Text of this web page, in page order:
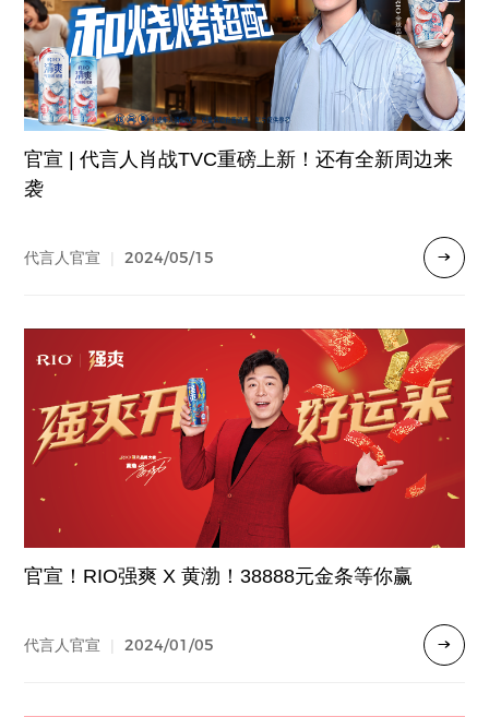
官宣 | 代言人肖战TVC重磅上新！还有全新周边来
袭
代言人官宣 | 2024/05/15
官宣！RIO强爽 X 黄渤！38888元金条等你赢
代言人官宣 | 2024/01/05